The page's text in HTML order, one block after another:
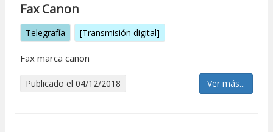
Fax Canon
Telegrafía [Transmisión digital]
Fax marca canon
Publicado el 04/12/2018 Ver más...